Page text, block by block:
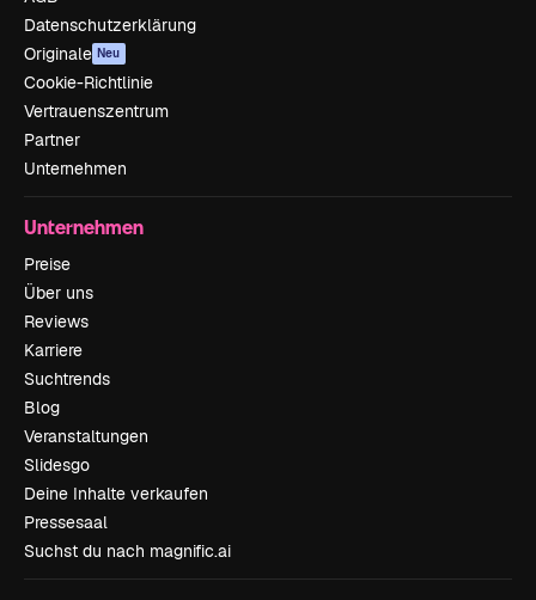
Datenschutzerklärung
Originale Neu
Cookie-Richtlinie
Vertrauenszentrum
Partner
Unternehmen
Unternehmen
Preise
Über uns
Reviews
Karriere
Suchtrends
Blog
Veranstaltungen
Slidesgo
Deine Inhalte verkaufen
Pressesaal
Suchst du nach magnific.ai